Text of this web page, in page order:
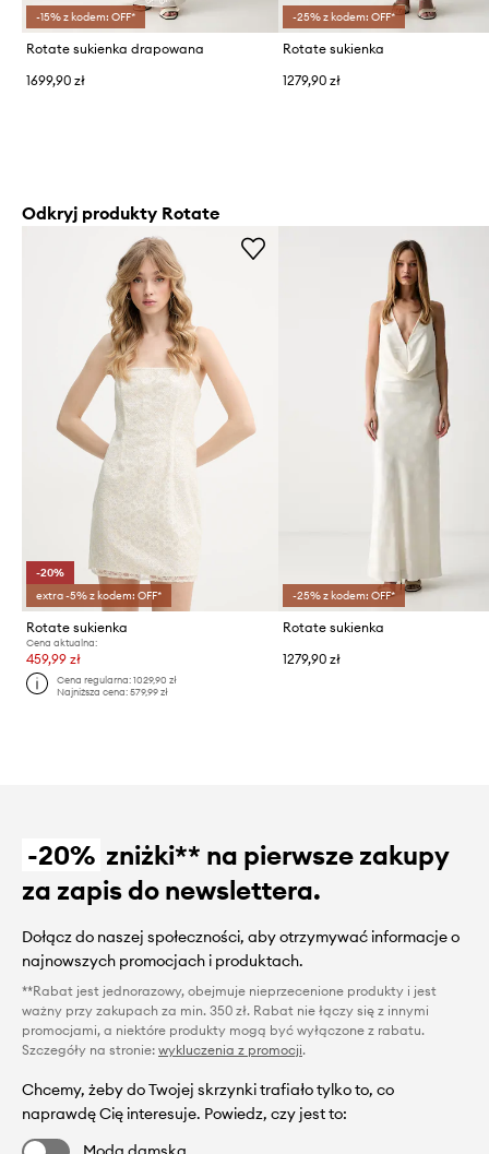
-15% z kodem: OFF*
Rotate sukienka drapowana
1699,90 zł
-25% z kodem: OFF*
Rotate sukienka
1279,90 zł
Odkryj produkty Rotate
-20%
extra -5% z kodem: OFF*
Rotate sukienka
Cena aktualna:
459,99 zł
Cena regularna:1029,90 zł
Najniższa cena:579,99 zł
-25% z kodem: OFF*
Rotate sukienka
1279,90 zł
-20% zniżki** na pierwsze zakupy
za zapis do newslettera.
Dołącz do naszej społeczności, aby otrzymywać informacje o
najnowszych promocjach i produktach.
**Rabat jest jednorazowy, obejmuje nieprzecenione produkty i jest
ważny przy zakupach za min. 350 zł. Rabat nie łączy się z innymi
promocjami, a niektóre produkty mogą być wyłączone z rabatu.
Szczegóły na stronie: wykluczenia z promocji.
Chcemy, żeby do Twojej skrzynki trafiało tylko to, co
naprawdę Cię interesuje. Powiedz, czy jest to: